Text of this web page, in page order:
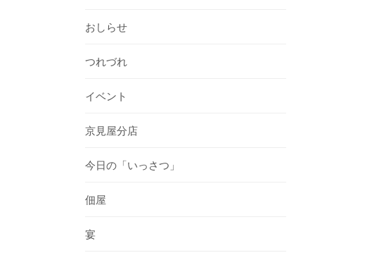
おしらせ
つれづれ
イベント
京見屋分店
今日の「いっさつ」
佃屋
宴